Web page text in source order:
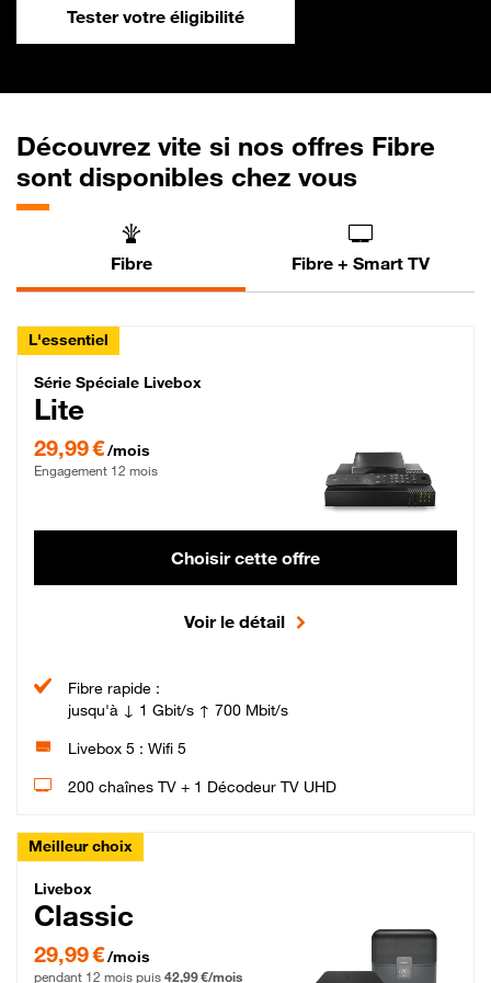
Tester votre éligibilité
Découvrez vite si nos offres Fibre
sont disponibles chez vous
Fibre Fibre + Smart TV
L'essentiel
Série Spéciale Livebox Lite Fibre
Série Spéciale Livebox
Lite
29,99 €/mois
Engagement 12 mois
Choisir cette offre
Voir le détail
Fibre rapide :
jusqu'à ↓ 1 Gbit/s ↑ 700 Mbit/s
Livebox 5 : Wifi 5
200 chaînes TV + 1 Décodeur TV UHD
Meilleur choix
Livebox Classic Fibre
Livebox
Classic
29,99 € par mois pendant 12 mois puis 42,99 € par mois, Engagement 12 mois
29,99 €/mois
pendant 12 mois puis 42,99 €/mois